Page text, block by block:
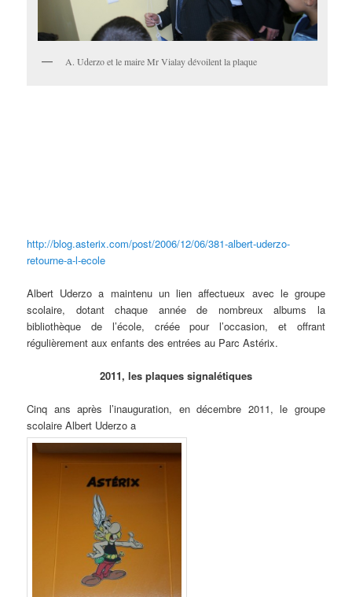
A. Uderzo et le maire Mr Vialay dévoilent la plaque
http://blog.asterix.com/post/2006/12/06/381-albert-uderzo-
retourne-a-l-ecole
Albert Uderzo a maintenu un lien affectueux avec le groupe
scolaire, dotant chaque année de nombreux albums la
bibliothèque de l’école, créée pour l’occasion, et offrant
régulièrement aux enfants des entrées au Parc Astérix.
2011, les plaques signalétiques
Cinq ans après l’inauguration, en décembre 2011, le groupe
scolaire Albert Uderzo a